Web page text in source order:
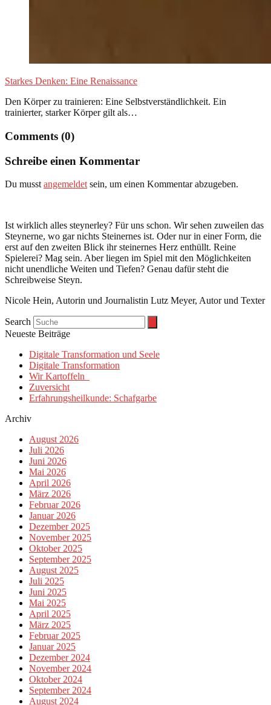
Starkes Denken: Eine Renaissance
Den Körper zu trainieren: Eine Selbstverständlichkeit. Ein
trainierter, starker Körper gilt als…
Comments (0)
Schreibe einen Kommentar
Du musst angemeldet sein, um einen Kommentar abzugeben.
Ist wirklich alles steynerley? Für uns schon. Wir sehen zuweilen das
Steynerne, wo gar nichts Steinernes ist. Oder nur in einer Form, die
erst auf den zweiten Blick ihr steinernes Herz enthüllt. Reine
Spielerei? Mag sein. Aber liegen im Spiel mit den Möglichkeiten
nicht unendliche Weiten und Tiefen? Genau dafür steht die
Schreibweise Steyn.
Nicole Hein, Autorin und Journalistin Lutz Meyer, Autor und Texter
Search
Neueste Beiträge
Digitale Transformation und Seele
Digitale Transformation
Wir Kartoffeln
Zuversicht
Erfahrungsheilkunde: Schafgarbe
Archiv
August 2026
Juli 2026
Juni 2026
Mai 2026
April 2026
März 2026
Februar 2026
Januar 2026
Dezember 2025
November 2025
Oktober 2025
September 2025
August 2025
Juli 2025
Juni 2025
Mai 2025
April 2025
März 2025
Februar 2025
Januar 2025
Dezember 2024
November 2024
Oktober 2024
September 2024
August 2024